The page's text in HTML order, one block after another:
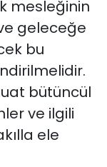
mesleğinin
ve geleceğe
bu
bütüncül
ve ilgili
ele